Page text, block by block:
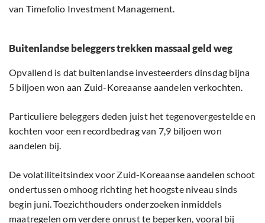
van Timefolio Investment Management.
Buitenlandse beleggers trekken massaal geld weg
Opvallend is dat buitenlandse investeerders dinsdag bijna
5 biljoen won aan Zuid-Koreaanse aandelen verkochten.
Particuliere beleggers deden juist het tegenovergestelde en
kochten voor een recordbedrag van 7,9 biljoen won
aandelen bij.
De volatiliteitsindex voor Zuid-Koreaanse aandelen schoot
ondertussen omhoog richting het hoogste niveau sinds
begin juni. Toezichthouders onderzoeken inmiddels
maatregelen om verdere onrust te beperken, vooral bij